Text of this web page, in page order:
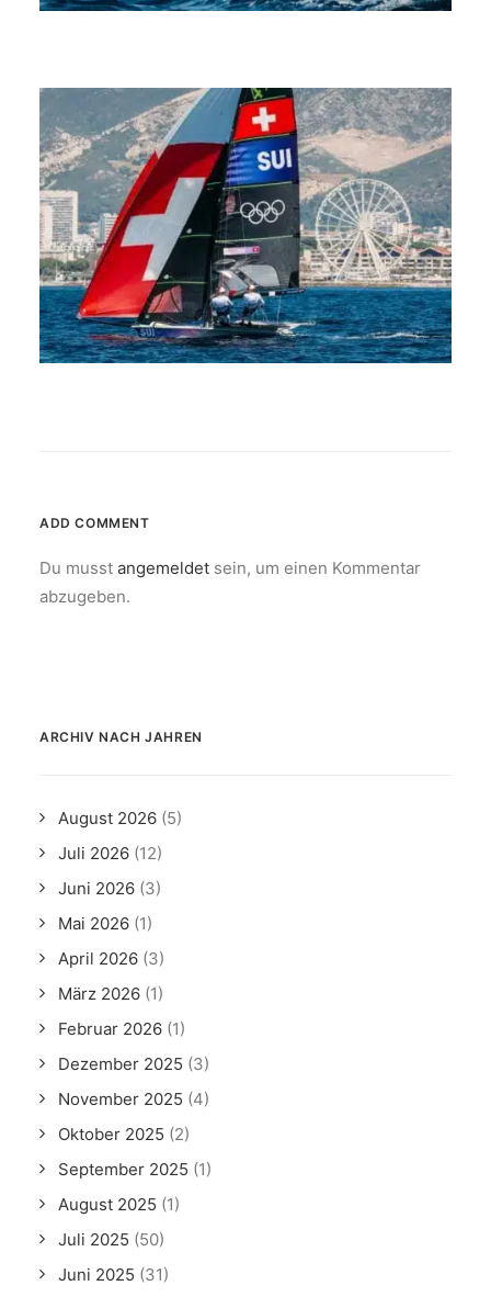
ADD COMMENT
Du musst angemeldet sein, um einen Kommentar
abzugeben.
ARCHIV NACH JAHREN
August 2026 (5)
Juli 2026 (12)
Juni 2026 (3)
Mai 2026 (1)
April 2026 (3)
März 2026 (1)
Februar 2026 (1)
Dezember 2025 (3)
November 2025 (4)
Oktober 2025 (2)
September 2025 (1)
August 2025 (1)
Juli 2025 (50)
Juni 2025 (31)